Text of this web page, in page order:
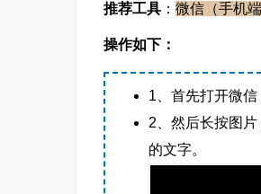
推荐工具： 微信（手机端
操作如下：
1、首先打开微
2、然后长按图
的文字。